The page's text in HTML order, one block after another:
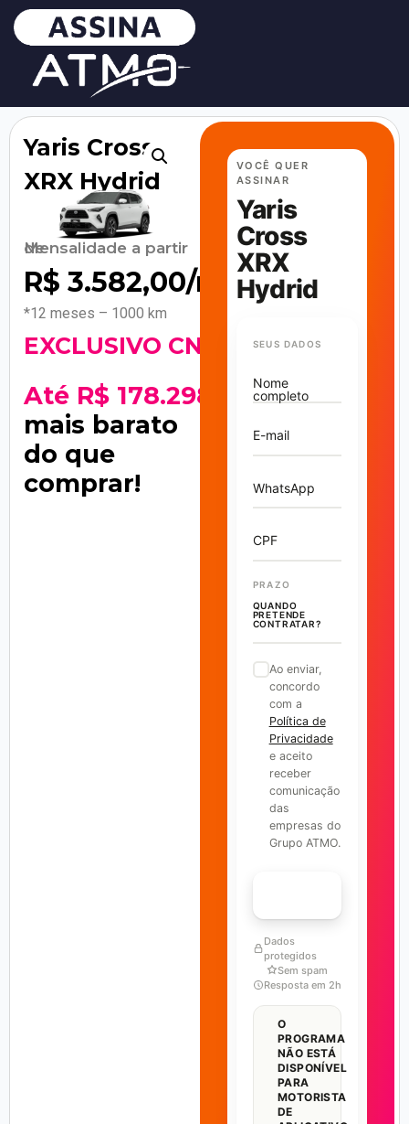
Yaris Cross
XRX Hydrid
Mensalidade a partir de
R$ 3.582,00/mês
*12 meses – 1000 km
EXCLUSIVO CNPJ!
Até R$ 178.298
mais barato
do que
comprar!
VOCÊ QUER
ASSINAR
Yaris
Cross
XRX
Hydrid
SEUS DADOS
Nome
completo
E-mail
WhatsApp
CPF
PRAZO
QUANDO
PRETENDE
CONTRATAR?
Ao enviar,
concordo
com a
Política de
Privacidade
e aceito
receber
comunicação
das
empresas do
Grupo ATMO.
Dados
protegidos
Sem spam
Resposta em 2h
O
PROGRAMA
NÃO ESTÁ
DISPONÍVEL
PARA
MOTORISTA
DE